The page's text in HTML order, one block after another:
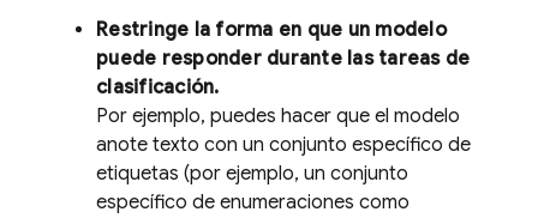
Restringe la forma en que un modelo
puede responder durante las tareas de
clasificación.
Por ejemplo, puedes hacer que el modelo
anote texto con un conjunto específico de
etiquetas (por ejemplo, un conjunto
específico de enumeraciones como